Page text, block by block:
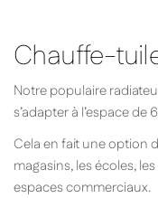
Chauffe-
Notre populaire
s’adapter à l’espace
Cela en fait une option
magasins, les écoles,
espaces commerciaux.